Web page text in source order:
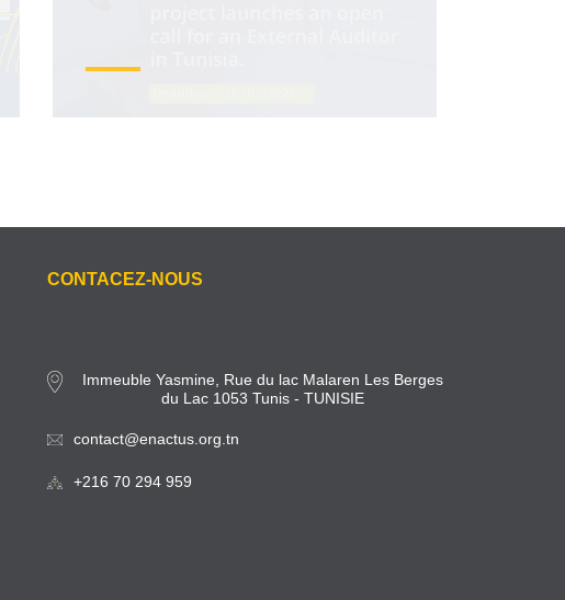
CONTACEZ-NOUS
Immeuble Yasmine, Rue du lac Malaren Les Berges
du Lac 1053 Tunis - TUNISIE
contact@enactus.org.tn
+216 70 294 959